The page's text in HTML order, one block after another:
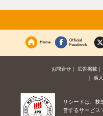
Home
Official
Facebook
お問合せ 広告掲載
個
リシードは、株
営するサービス